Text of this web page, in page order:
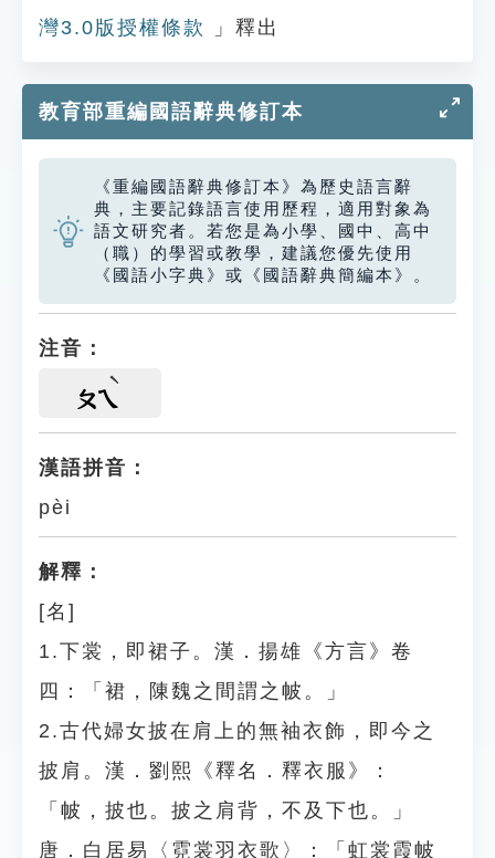
灣3.0版授權條款
」釋出
教育部重編國語辭典修訂本
《重編國語辭典修訂本》為歷史語言辭
典，主要記錄語言使用歷程，適用對象為
語文研究者。若您是為小學、國中、高中
（職）的學習或教學，建議您優先使用
《國語小字典》或《國語辭典簡編本》。
注音：
ㄆㄟ
漢語拼音：
pèi
解釋：
[名]
1.下裳，即裙子。漢．揚雄《方言》卷
四：「裙，陳魏之間謂之帔。」
2.古代婦女披在肩上的無袖衣飾，即今之
披肩。漢．劉熙《釋名．釋衣服》：
「帔，披也。披之肩背，不及下也。」
唐．白居易〈霓裳羽衣歌〉：「虹裳霞帔